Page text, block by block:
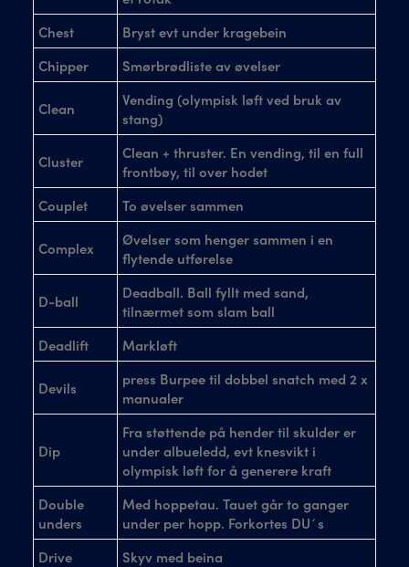
Chest
Bryst evt under kragebein
Chipper
Smørbrødliste av øvelser
Clean
Vending (olympisk løft ved bruk av
stang)
Cluster
Clean + thruster. En vending, til en full
frontbøy, til over hodet
Couplet
To øvelser sammen
Complex
Øvelser som henger sammen i en
flytende utførelse
D-ball
Deadball. Ball fyllt med sand,
tilnærmet som slam ball
Deadlift
Markløft
Devils
press Burpee til dobbel snatch med 2 x
manualer
Dip
Fra støttende på hender til skulder er
under albueledd, evt knesvikt i
olympisk løft for å generere kraft
Double
unders
Med hoppetau. Tauet går to ganger
under per hopp. Forkortes DU´s
Drive
Skyv med beina